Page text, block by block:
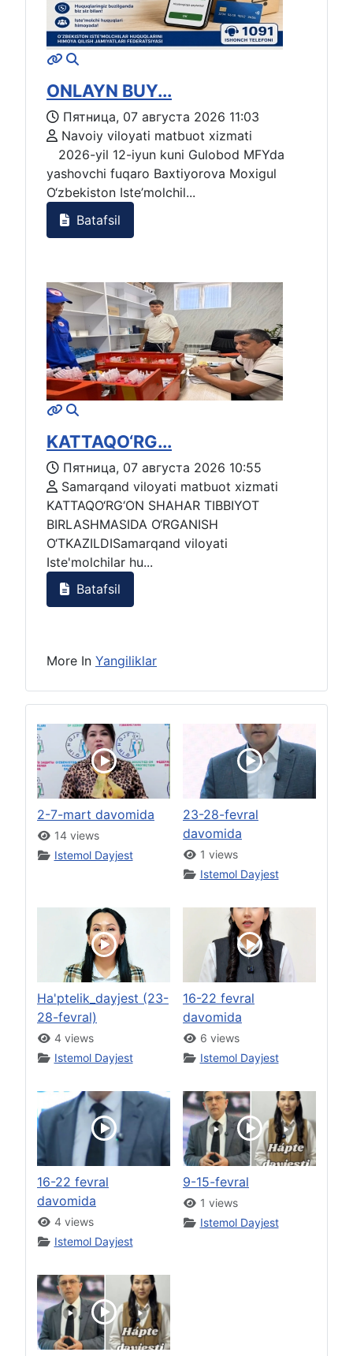
ONLAYN BUY...
Пятница, 07 августа 2026 11:03
Navoiy viloyati matbuot xizmati
2026-yil 12-iyun kuni Gulobod MFYda
yashovchi fuqaro Baxtiyorova Moxigul
O‘zbekiston Iste’molchil...
Batafsil
KATTAQO‘RG...
Пятница, 07 августа 2026 10:55
Samarqand viloyati matbuot xizmati
KATTAQO‘RG‘ON SHAHAR TIBBIYOT
BIRLASHMASIDA O‘RGANISH
O‘TKAZILDISamarqand viloyati
Iste'molchilar hu...
Batafsil
More In Yangiliklar
2-7-mart davomida
14 views
Istemol Dayjest
23-28-fevral
davomida
1 views
Istemol Dayjest
Ha'ptelik_dayjest (23-
28-fevral)
4 views
Istemol Dayjest
16-22 fevral
davomida
6 views
Istemol Dayjest
16-22 fevral
davomida
4 views
Istemol Dayjest
9-15-fevral
1 views
Istemol Dayjest